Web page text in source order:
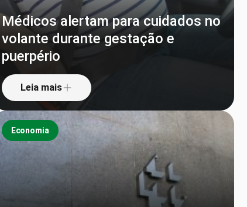
Médicos alertam para cuidados no
volante durante gestação e
puerpério
Leia mais
Economia